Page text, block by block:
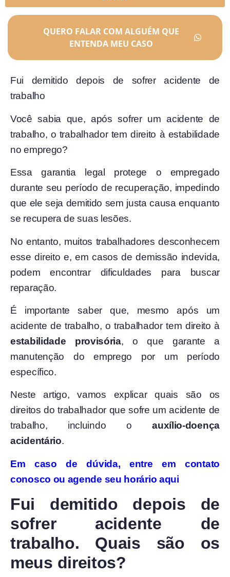
QUERO FALAR COM ALGUÉM QUE
ENTENDA MEU CASO
Fui demitido depois de sofrer acidente de
trabalho
Você sabia que, após sofrer um acidente de
trabalho, o trabalhador tem direito à estabilidade
no emprego?
Essa garantia legal protege o empregado
durante seu período de recuperação, impedindo
que ele seja demitido sem justa causa enquanto
se recupera de suas lesões.
No entanto, muitos trabalhadores desconhecem
esse direito e, em casos de demissão indevida,
podem encontrar dificuldades para buscar
reparação.
É importante saber que, mesmo após um
acidente de trabalho, o trabalhador tem direito à
estabilidade provisória, o que garante a
manutenção do emprego por um período
específico.
Neste artigo, vamos explicar quais são os
direitos do trabalhador que sofre um acidente de
trabalho, incluindo oauxílio-doença
acidentário.
Em caso de dúvida, entre em contato
conosco ou agende seu horário aqui
Fui demitido depois de
sofrer acidente de
trabalho. Quais são os
meus direitos?